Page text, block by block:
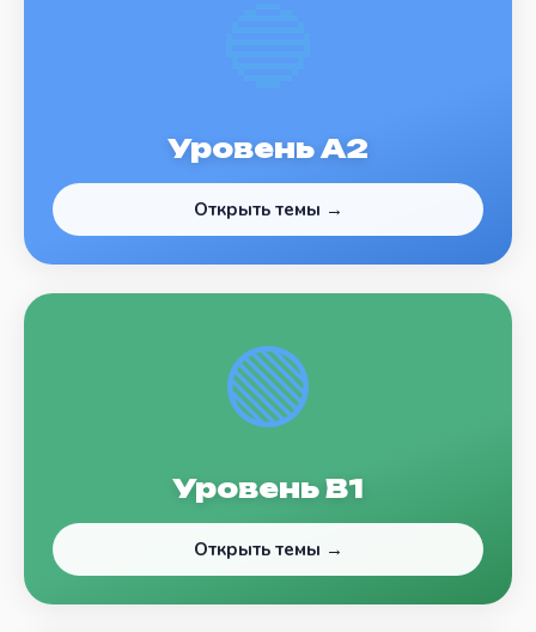
Уровень А2
Открыть темы →
🟢
Уровень B1
Открыть темы →